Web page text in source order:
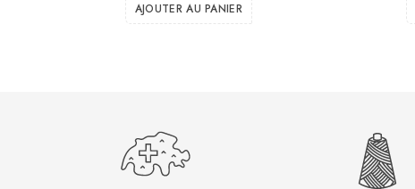
AJOUTER AU PANIER